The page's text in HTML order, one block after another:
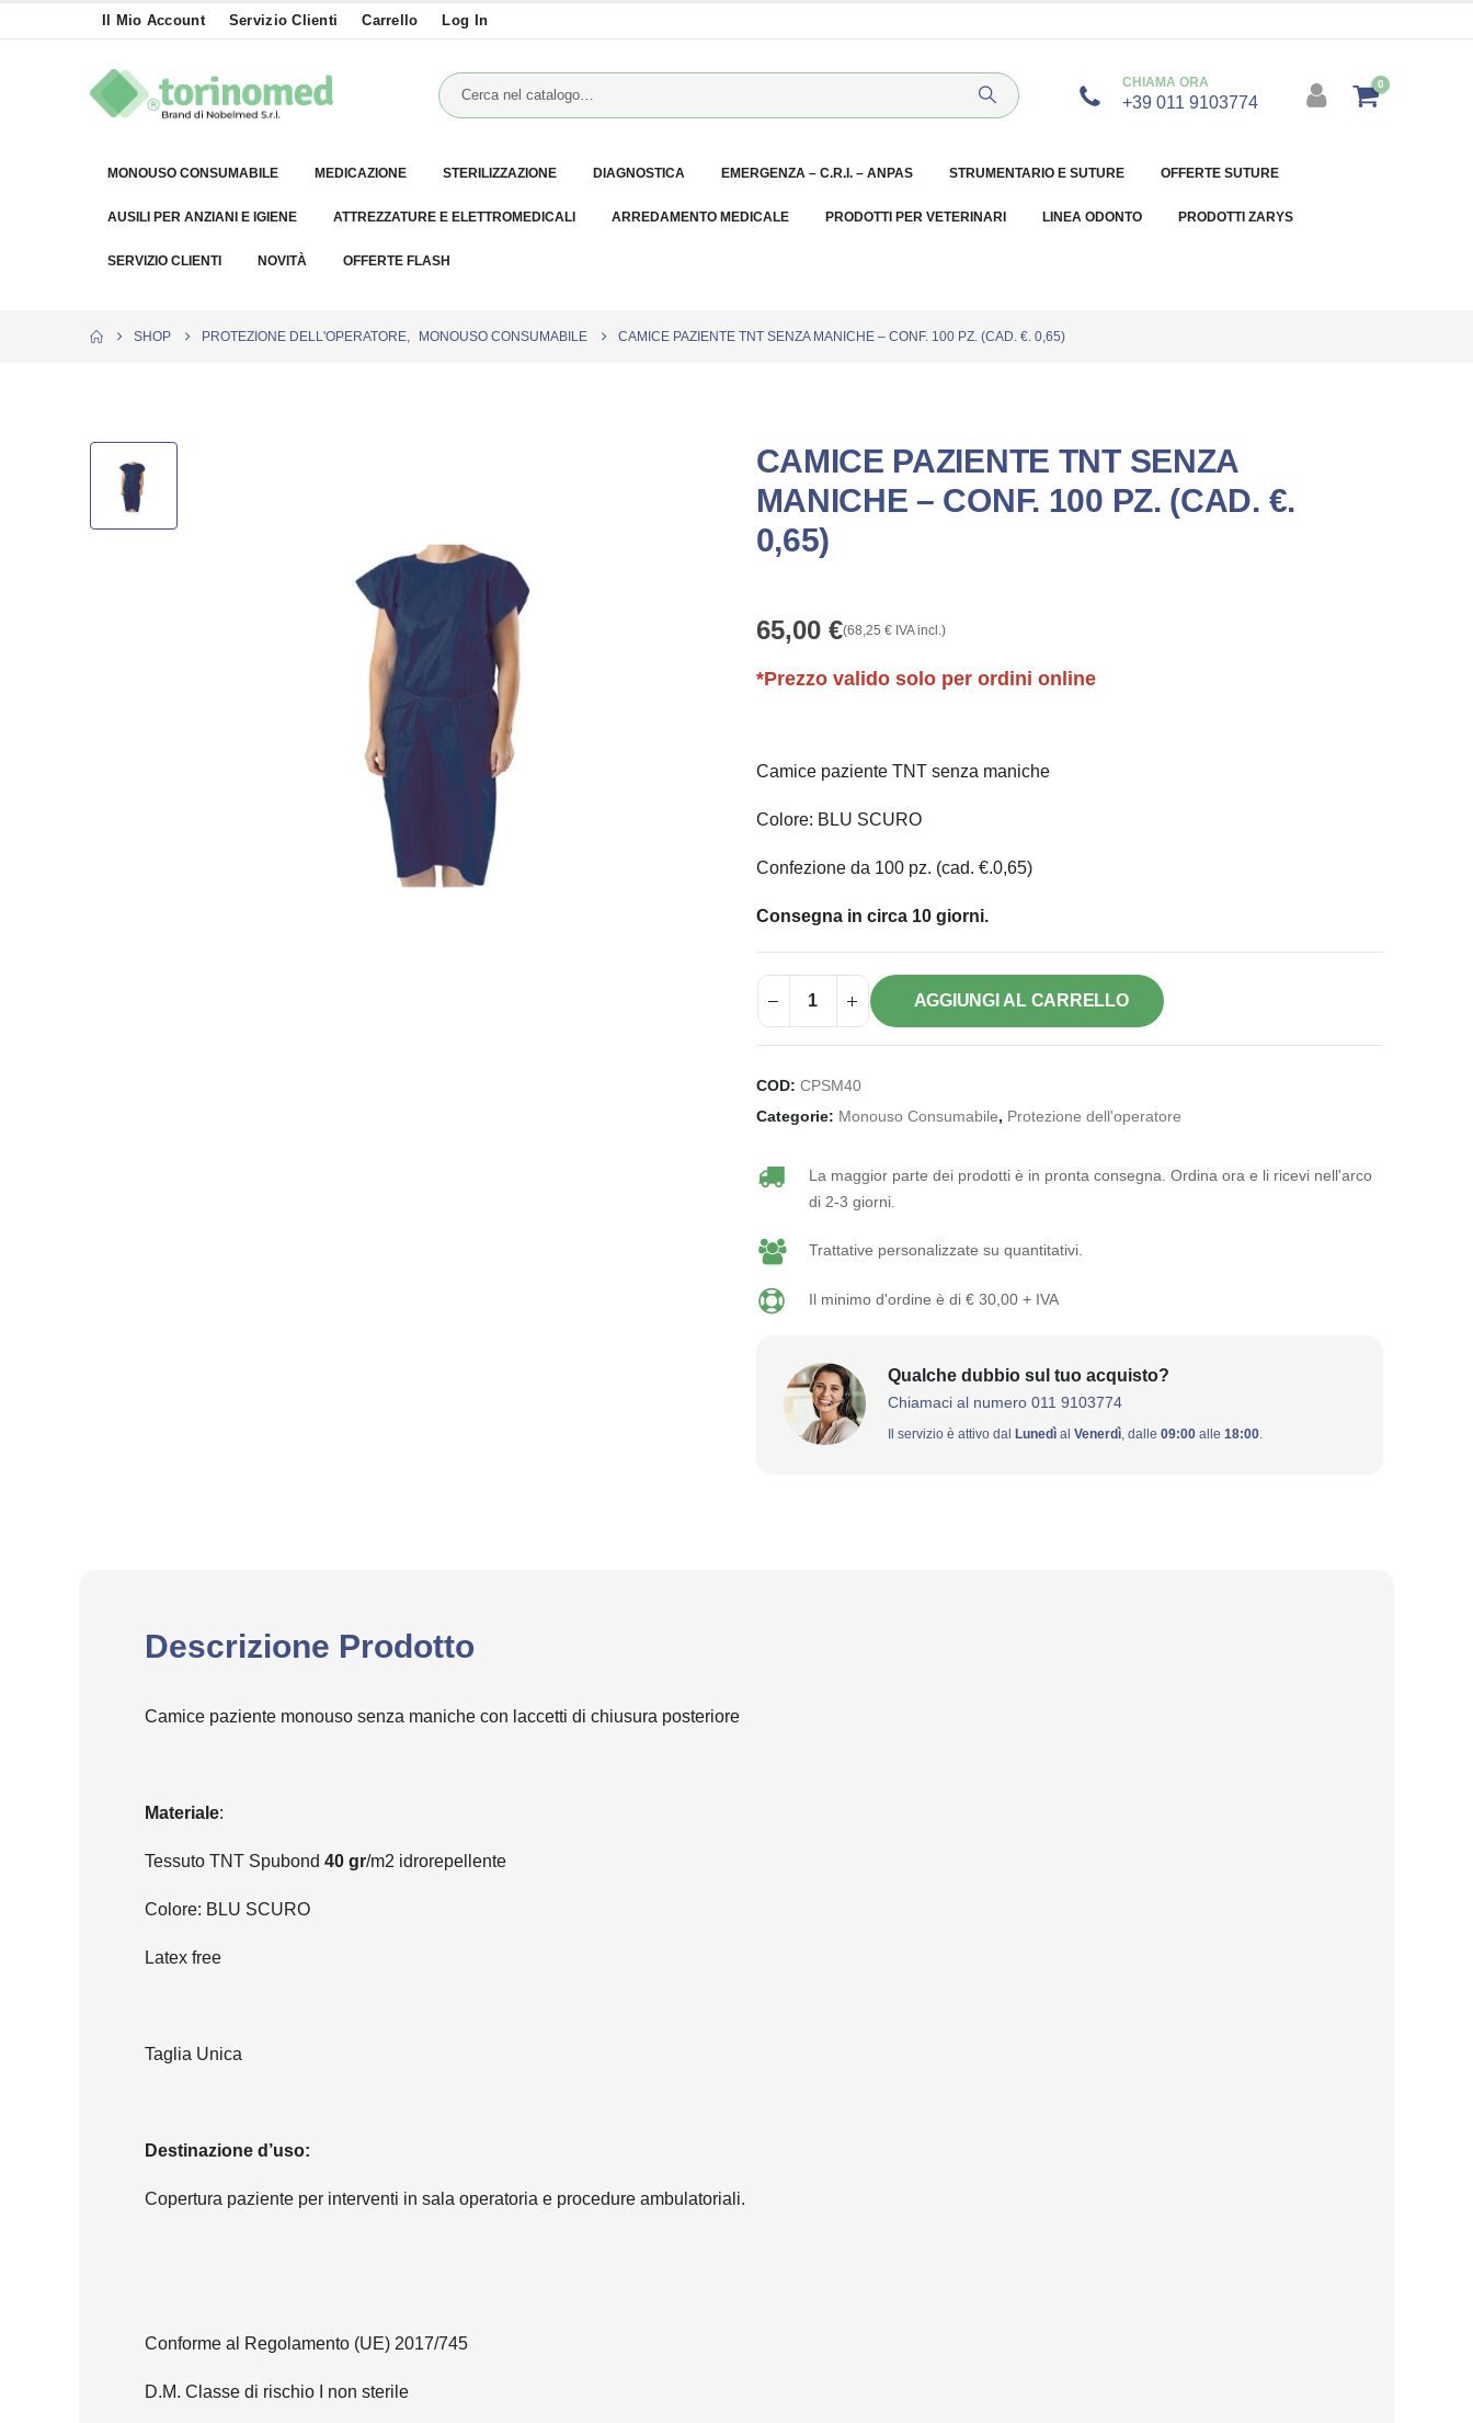
Il Mio Account Servizio Clienti Carrello Log In
CHIAMA ORA
+39 011 9103774
0
MONOUSO CONSUMABILE MEDICAZIONE STERILIZZAZIONE DIAGNOSTICA EMERGENZA – C.R.I. – ANPAS STRUMENTARIO E SUTURE OFFERTE SUTURE
AUSILI PER ANZIANI E IGIENE ATTREZZATURE E ELETTROMEDICALI ARREDAMENTO MEDICALE PRODOTTI PER VETERINARI LINEA ODONTO PRODOTTI ZARYS
SERVIZIO CLIENTI NOVITÀ OFFERTE FLASH
SHOP PROTEZIONE DELL'OPERATORE MONOUSO CONSUMABILE CAMICE PAZIENTE TNT SENZA MANICHE – CONF. 100 PZ. (CAD. €. 0,65)
CAMICE PAZIENTE TNT SENZA
MANICHE – CONF. 100 PZ. (CAD. €.
0,65)
65,00 €(68,25 €IVA incl.)
*Prezzo valido solo per ordini online
Camice paziente TNT senza maniche
Colore: BLU SCURO
Confezione da 100 pz. (cad. €.0,65)
Consegna in circa 10 giorni.
AGGIUNGI AL CARRELLO
COD: CPSM40
Categorie: Monouso Consumabile, Protezione dell'operatore
La maggior parte dei prodotti è in pronta consegna. Ordina ora e li ricevi nell'arco
di 2-3 giorni.
Trattative personalizzate su quantitativi.
Il minimo d'ordine è di € 30,00 + IVA
Qualche dubbio sul tuo acquisto?
Chiamaci al numero 011 9103774
Il servizio è attivo dal Lunedìal Venerdì, dalle 09:00alle 18:00.
Descrizione Prodotto
Camice paziente monouso senza maniche con laccetti di chiusura posteriore
Materiale:
Tessuto TNT Spubond 40 gr/m2 idrorepellente
Colore: BLU SCURO
Latex free
Taglia Unica
Destinazione d’uso:
Copertura paziente per interventi in sala operatoria e procedure ambulatoriali.
Conforme al Regolamento (UE) 2017/745
D.M. Classe di rischio I non sterile